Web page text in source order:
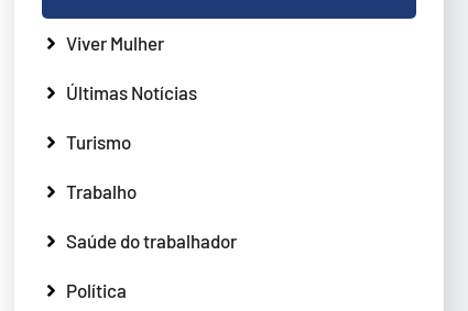
Viver Mulher
Últimas Notícias
Turismo
Trabalho
Saúde do trabalhador
Política